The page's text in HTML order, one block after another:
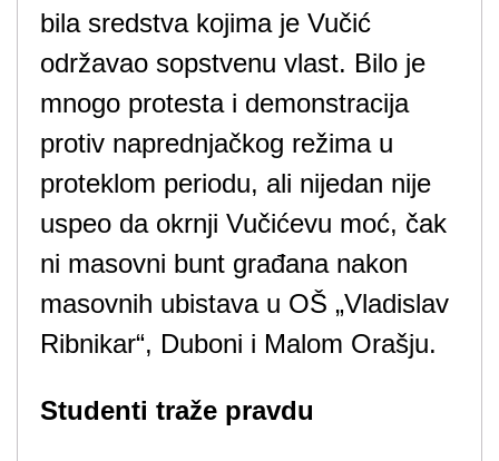
bila sredstva kojima je Vučić
održavao sopstvenu vlast. Bilo je
mnogo protesta i demonstracija
protiv naprednjačkog režima u
proteklom periodu, ali nijedan nije
uspeo da okrnji Vučićevu moć, čak
ni masovni bunt građana nakon
masovnih ubistava u OŠ „Vladislav
Ribnikar“, Duboni i Malom Orašju.
Studenti traže pravdu